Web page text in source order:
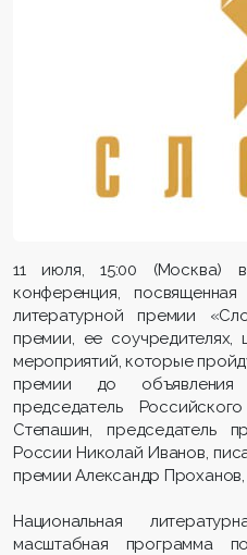
11 июля, 15:00 (Москва)
конференция,
литературной премии
премии, ее соучредителях,
мероприятий, которые
премии до объявления
председатель
Степашин, председатель
России Николай Иванов,
премии Александр
Национальная
масштабная программа